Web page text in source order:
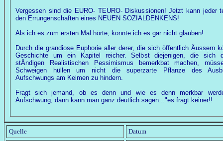
Vergessen sind die EURO- TEURO- Diskussionen! Jetzt kann jeder
den Errungenschaften eines NEUEN SOZIALDENKENS!
Als ich es zum ersten Mal hörte, konnte ich es gar nicht glauben!
Durch die grandiose Euphorie aller derer, die sich öffentlich Äussern
Geschichte um ein Kapitel reicher. Selbst diejenigen, die sich
stÄndigen Realistischen Pessimismus bemerkbat machen,
Schweigen hüllen um nicht die superzarte Pflanze des
Aufschwungs am Keimen zu hindern.
Fragt sich jemand, ob es denn und wie es denn merkbar
Aufschwung, dann kann man ganz deutlich sagen..."es fragt keiner!!
Quelle
Datum